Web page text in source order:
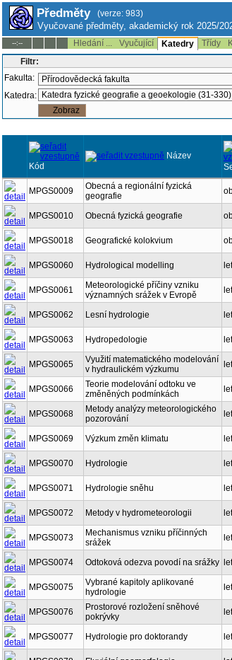
Předměty (verze: 983)
Vyučované předměty, akademický rok 2025/
--:-- Hledání ... Vyučující Katedry Třídy
Filtr:
Fakulta:
Katedra:
Kód
Název
MPGS0009
Obecná a regionální fyzická
geografie
MPGS0010 Obecná fyzická geografie
MPGS0018 Geografické kolokvium
MPGS0060 Hydrological modelling
MPGS0061
Meteorologické příčiny vzniku
významných srážek v Evropě
MPGS0062 Lesní hydrologie
MPGS0063 Hydropedologie
MPGS0065
Využití matematického modelování
v hydraulickém výzkumu
MPGS0066
Teorie modelování odtoku ve
změněných podmínkách
MPGS0068
Metody analýzy meteorologického
pozorování
MPGS0069 Výzkum změn klimatu
MPGS0070 Hydrologie
MPGS0071 Hydrologie sněhu
MPGS0072 Metody v hydrometeorologii
MPGS0073
Mechanismus vzniku příčinných
srážek
MPGS0074 Odtoková odezva povodí na srážky
MPGS0075
Vybrané kapitoly aplikované
hydrologie
MPGS0076
Prostorové rozložení sněhové
pokrývky
MPGS0077 Hydrologie pro doktorandy